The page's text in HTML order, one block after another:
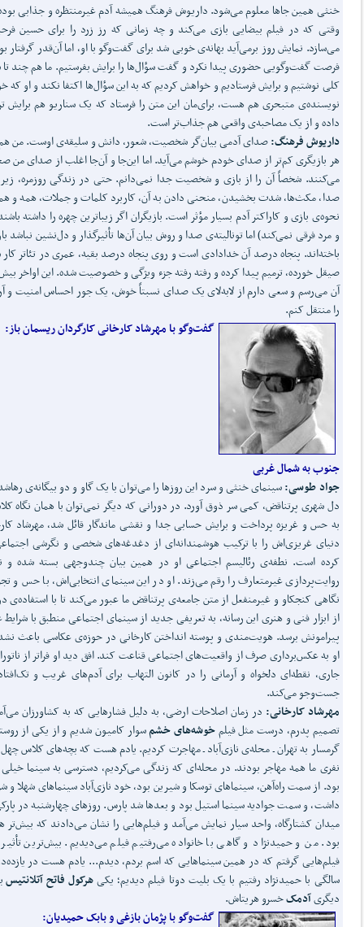
خنثی همین جاها معلوم می‌شود. داریوش فرهنگ همیشه آدم غیرمنتظره و جذابی
وقتی که در فیلم بیضایی بازی می‌کند و چه زمانی که رز زرد را برای حسین
می‌سازد. نمایش روز برمی‌آید بهانه‌ی خوبی شد برای گفت‌وگو با او، اما آن‌قدر گرفتار
فرصت گفت‌وگویی حضوری پیدا نکرد و گفت سؤال‌ها را برایش بفرستیم. ما هم چند
کلی نوشتیم و برایش فرستادیم و خواهش کردیم که به این سؤال‌ها اکتفا نکند و او
نویسنده‌ی متبحری هم هست، برای‌مان این متن را فرستاد که یک سناریو هم برایش
داده و از یک مصاحبه‌ی واقعی هم جذاب‌تر است.
داریوش فرهنگ:صدای آدمی بیان‌گر شخصیت، شعور، دانش و سلیقه‌ی اوست. من
هر بازیگری کم‌تر از صدای خودم خوشم می‌آید. اما این‌جا و آن‌جا اغلب از صدای
می‌کنند. شخصاً آن را از بازی و شخصیت جدا نمی‌دانم. حتی در زندگی روزمره،
صدا، مکث‌ها، شدت بخشیدن، منحنی دادن به آن، کاربرد کلمات و جملات، همه و
نحوه‌ی بازی و کاراکتر آدم بسیار مؤثر است. بازیگران اگر زیباترین چهره را داشته
و مرد فرقی نمی‌کند) اما تونالیته‌ی صدا و روش بیان آن‌ها تأثیرگذار و دل‌نشین نباشد
باخته‌اند. پنجاه درصد آن خدادادی است و روی پنجاه درصد بقیه، عمری در تئاتر
صیقل خورده، ترمیم پیدا کرده و رفته رفته جزء ویژگی و خصوصیت شده. این اواخر
آن می‌رسم و سعی دارم از لابه‌لای یک صدای نسبتاً خوش، یک جور احساس امنیت و
را منتقل کنم.
گفت‌وگو با مهرشاد کارخانی کارگردان ریسمان باز:
جنوب به شمال غربی
جواد طوسی:سینمای خنثی و سرد این روزها را می‌توان با یک گاو و دو بیگانه‌ی
دل شهری پرتناقض، کمی سر ذوق آورد. در دورانی که دیگر نمی‌توان با همان نگاه
به حس و غریزه پرداخت و برایش حسابی جدا و نقشی ماندگار قائل شد، مهرشاد
دنیای غریزی‌اش را با ترکیب هوشمندانه‌ای از دغدغه‌های شخصی و نگرشی
کرده است. نطفه‌ی رئالیسم اجتماعی او در همین بیان چندوجهی بسته شده و
روایت‌پردازی غیرمتعارف را رقم می‌زند. او در این سینمای انتخابی‌اش، با حس و
نگاهی کنجکاو و غیرمنفعل از متن جامعه‌ی پرتناقض ما عبور می‌کند تا با
از ابزار فنی و هنری این رسانه، به تعریفی جدید از سینمای اجتماعی منطبق با
پیرامونش برسد. هویت‌مندی و پوسته انداختن کارخانی در حوزه‌ی عکاسی باعث
او به عکس‌برداری صرف از واقعیت‌های اجتماعی قناعت کند. افق دید او فراتر از
جاری، نقطه‌ای دلخواه و آرمانی را در کانون التهاب برای آدم‌های غریب و
جست‌وجو می‌کند.
مهرشاد کارخانی: در زمان اصلاحات ارضی، به دلیل فشارهایی که به کشاورزان
تصمیم پدرم، درست مثل فیلمخوشه‌های خشمسوار کامیون شدیم و از یکی از
گرمسار به تهران ـ محله‌ی نازی‌آباد ـ مهاجرت کردیم. یادم هست که بچه‌های کلاس
نفری ما همه مهاجر بودند. در محله‌ای که زندگی می‌کردیم، دسترسی به سینما
بود. از سمت راه‌آهن، سینماهای توسکا و شیرین بود، خود نازی‌آباد سینماهای شهلا و
داشت، و سمت جوادیه سینما استیل بود و بعدها شد پارس. روزهای چهارشنبه در
میدان کشتارگاه، واحد سیار نمایش می‌آمد و فیلم‌هایی را نشان می‌دادند که
بود. من و حمیدنژاد و گاهی با خانواده می‌رفتیم فیلم می‌دیدیم. بیش‌ترین تأثیر
فیلم‌هایی گرفتم که در همین سینماهایی که اسم بردم، دیدم... یادم هست در
سالگی با حمیدنژاد رفتیم با یک بلیت دوتا فیلم دیدیم؛ یکیهرکول فاتح آتلانتیس
دیگریآدمکخسرو هریتاش.
گفت‌وگو با پژمان بازغی و بابک حمیدیان: